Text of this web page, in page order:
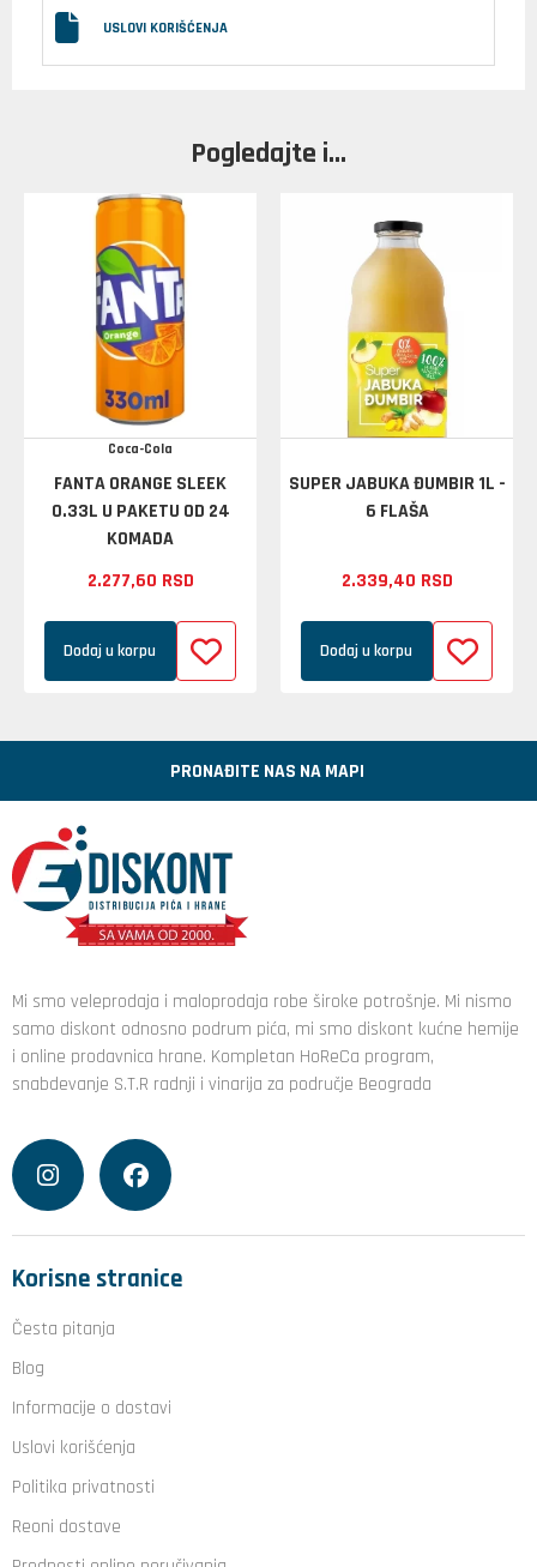
USLOVI KORIŠĆENJA
Pogledajte i...
Coca-Cola
FANTA ORANGE SLEEK
0.33L U PAKETU OD 24
KOMADA
2.277,60 RSD
Dodaj u korpu
SUPER JABUKA ĐUMBIR 1L -
6 FLAŠA
2.339,40 RSD
Dodaj u korpu
PRONAĐITE NAS NA MAPI
Mi smo veleprodaja i maloprodaja robe široke potrošnje. Mi nismo
samo diskont odnosno podrum pića, mi smo diskont kućne hemije
i online prodavnica hrane. Kompletan HoReCa program,
snabdevanje S.T.R radnji i vinarija za područje Beograda
Korisne stranice
Česta pitanja
Blog
Informacije o dostavi
Uslovi korišćenja
Politika privatnosti
Reoni dostave